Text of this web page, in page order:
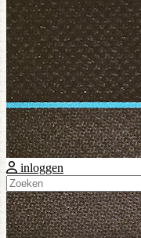
inloggen